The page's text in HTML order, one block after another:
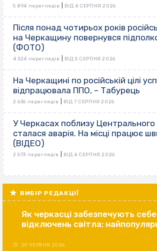
5 894 переглядів ВІД 4 СЕРПНЯ 2026
Після понад чотирьох років
на Черкащину повернувся
(ФОТО)
4 324 переглядів ВІД 5 СЕРПНЯ 2026
На Черкащині по російській цілі
відпрацювала ППО, – Табурець
2 636 переглядів ВІД 7 СЕРПНЯ 2026
У Черкасах поблизу Центрального
сталася аварія. На місці працює
(ВІДЕО)
2 573 переглядів ВІД 4 СЕРПНЯ 2026
ВИБІР РЕДАКЦІЇ
Як черкасці забезпечують
відключень світла:
29 ЧЕРВНЯ 2026